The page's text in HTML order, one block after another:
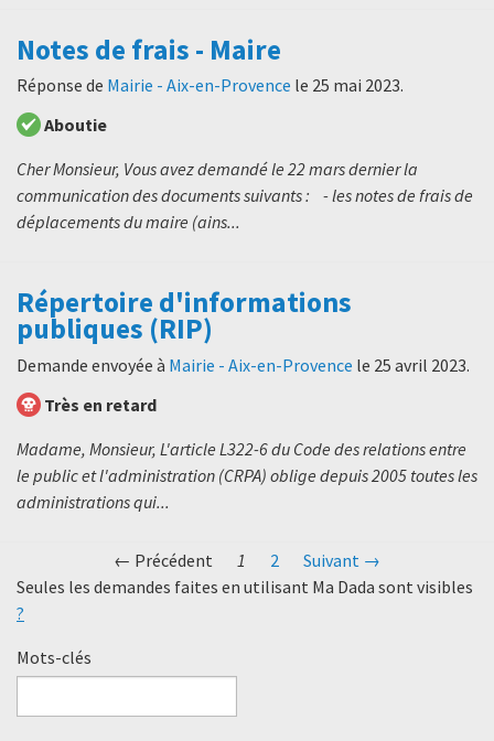
Notes de frais - Maire
Réponse de Mairie - Aix-en-Provence le 25 mai 2023.
Aboutie
Cher Monsieur, Vous avez demandé le 22 mars dernier la
communication des documents suivants : - les notes de frais de
déplacements du maire (ains...
Répertoire d'informations
publiques (RIP)
Demande envoyée à Mairie - Aix-en-Provence le 25 avril 2023.
Très en retard
Madame, Monsieur, L'article L322-6 du Code des relations entre
le public et l'administration (CRPA) oblige depuis 2005 toutes les
administrations qui...
← Précédent 1 2
Suivant →
Seules les demandes faites en utilisant Ma Dada sont visibles
?
Mots-clés